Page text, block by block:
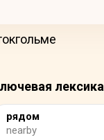
лексика
рядом
nearby